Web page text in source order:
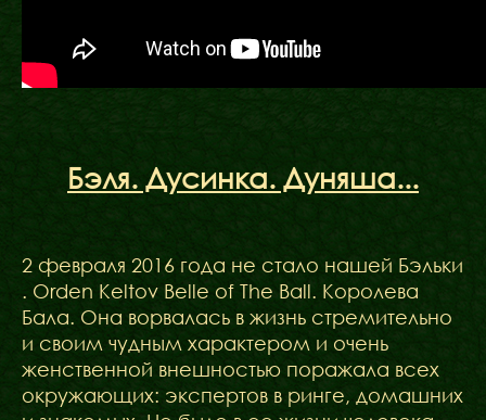
Бэля. Дусинка. Дуняша...
2 февраля 2016 года не стало нашей Бэльки
. Orden Keltov Belle of The Ball. Королева
Бала. Она ворвалась в жизнь стремительно
и своим чудным характером и очень
женственной внешностью поражала всех
окружающих: экспертов в ринге, домашних